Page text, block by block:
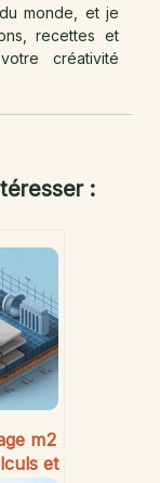
monde, et je
recettes et
créativité
:
m2
et